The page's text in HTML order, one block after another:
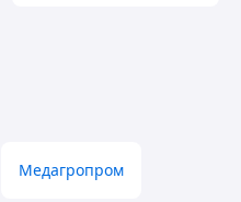
Медагропром